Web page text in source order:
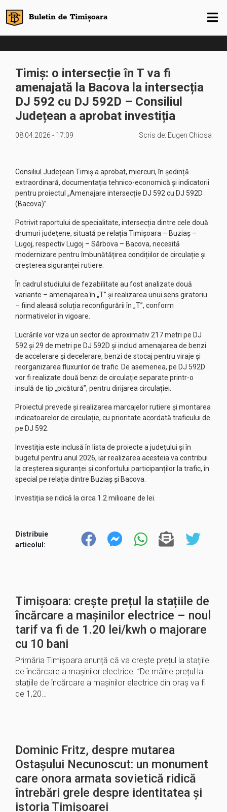
Timiș: o intersecție în T va fi
amenajată la Bacova la intersecția
DJ 592 cu DJ 592D – Consiliul
Județean a aprobat investiția
08.04.2026 - 17:09 Scris de: Eugen Chiosa
Consiliul Județean Timiș a aprobat, miercuri, în ședință
extraordinară, documentația tehnico-economică și indicatorii
pentru proiectul „Amenajare intersecție DJ 592 cu DJ 592D
(Bacova)”.
Potrivit raportului de specialitate, intersecția dintre cele două
drumuri județene, situată pe relația Timișoara – Buziaș –
Lugoj, respectiv Lugoj – Sârbova – Bacova, necesită
modernizare pentru îmbunătățirea condițiilor de circulație și
creșterea siguranței rutiere.
În cadrul studiului de fezabilitate au fost analizate două
variante – amenajarea în „T” și realizarea unui sens giratoriu
– fiind aleasă soluția reconfigurării în „T”, conform
normativelor în vigoare.
Lucrările vor viza un sector de aproximativ 217 metri pe DJ
592 și 29 de metri pe DJ 592D și includ amenajarea de benzi
de accelerare și decelerare, benzi de stocaj pentru viraje și
reorganizarea fluxurilor de trafic. De asemenea, pe DJ 592D
vor fi realizate două benzi de circulație separate printr-o
insulă de tip „picătură”, pentru dirijarea circulației.
Proiectul prevede și realizarea marcajelor rutiere și montarea
indicatoarelor de circulație, cu prioritate acordată traficului de
pe DJ 592.
Investiția este inclusă în lista de proiecte a județului și în
bugetul pentru anul 2026, iar realizarea acesteia va contribui
la creșterea siguranței și confortului participanților la trafic, în
special pe relația dintre Buziaș și Bacova.
Investiția se ridică la circa 1.2 milioane de lei.
Distribuie
articolul:
Timișoara: crește prețul la stațiile de
încărcare a mașinilor electrice – noul
tarif va fi de 1.20 lei/kwh o majorare
cu 10 bani
Primăria Timișoara anunță că va crește prețul la stațiile
de încărcare a mașinilor electrice. ”De mâine prețul la
stațiile de încărcare a mașinilor electrice din oraș va fi
de 1,20…
Dominic Fritz, despre mutarea
Ostașului Necunoscut: un monument
care onora armata sovietică ridică
întrebări grele despre identitatea și
istoria Timișoarei